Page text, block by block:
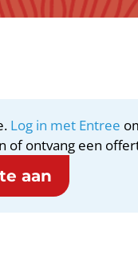
Log in met Entree
of ontvang een
aan